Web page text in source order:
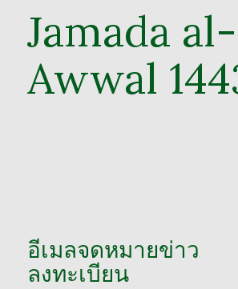
Jamada al-
Awwal
อีเมลจดหมายข่าว
ลงทะเบียน